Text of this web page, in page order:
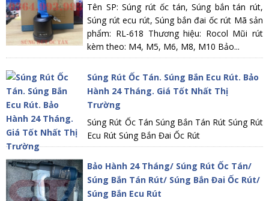
Tên SP: Súng rút ốc tán, Súng bắn tán rút,
Súng rút ecu rút, Súng bắn đai ốc rút Mã sản
phẩm: RL-618 Thương hiệu: Rocol Mũi rút
kèm theo: M4, M5, M6, M8, M10 Bảo...
Súng Rút Ốc Tán. Súng Bắn Ecu Rút. Bảo
Hành 24 Tháng. Giá Tốt Nhất Thị
Trường
Súng Rút Ốc Tán Súng Bắn Tán Rút Súng Rút
Ecu Rút Súng Bắn Đai Ốc Rút
Bảo Hành 24 Tháng/ Súng Rút Ốc Tán/
Súng Bắn Tán Rút/ Súng Bắn Đai Ốc Rút/
Súng Bắn Ecu Rút